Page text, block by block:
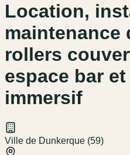
Location,
maintenance
rollers
espace bar
immersif
Ville de Dunkerque (59)